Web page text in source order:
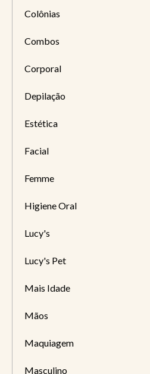
Colônias
Combos
Corporal
Depilação
Estética
Facial
Femme
Higiene Oral
Lucy's
Lucy's Pet
Mais Idade
Mãos
Maquiagem
Masculino